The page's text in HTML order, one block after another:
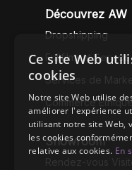
Découvrez AW
Dropshipping
Fullfilment Service
Services de
Commerce
Showroom
Ce site Web
cookies
Notre site Web utilise
améliorer l'expérience
utilisant notre site Web,
les cookies
relative aux cookies. En